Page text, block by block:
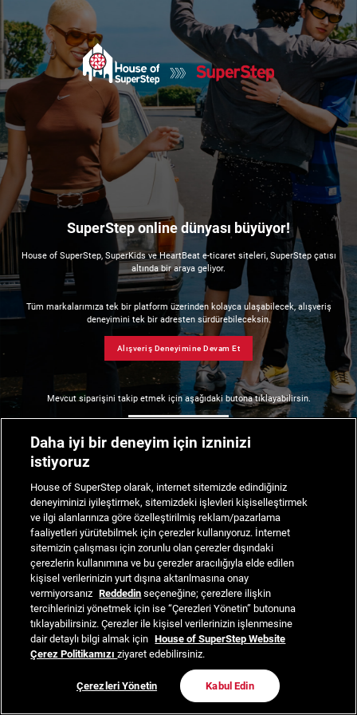
SuperStep online dünyası büyüyor!
House of SuperStep, SuperKids ve HeartBeat e-ticaret siteleri, SuperStep çatısı
altında bir araya geliyor.
Tüm markalarımıza tek bir platform üzerinden kolayca ulaşabilecek, alışveriş
deneyimini tek bir adresten sürdürebileceksin.
Alışveriş Deneyimine Devam Et
Mevcut siparişini takip etmek için aşağıdaki butona tıklayabilirsin.
Daha iyi bir deneyim için izninizi
istiyoruz
House of SuperStep olarak, internet sitemizde edindiğiniz
deneyiminizi iyileştirmek, sitemizdeki işlevleri kişiselleştirmek
ve ilgi alanlarınıza göre özelleştirilmiş reklam/pazarlama
faaliyetleri yürütebilmek için çerezler kullanıyoruz. İnternet
sitemizin çalışması için zorunlu olan çerezler dışındaki
çerezlerin kullanımına ve bu çerezler aracılığıyla elde edilen
kişisel verilerinizin yurt dışına aktarılmasına onay
vermiyorsanız Reddedin seçeneğine; çerezlere ilişkin
tercihlerinizi yönetmek için ise “Çerezleri Yönetin” butonuna
tıklayabilirsiniz. Çerezler ile kişisel verilerinizin işlenmesine
dair detaylı bilgi almak için House of SuperStep Website
Çerez Politikamızıziyaret edebilirsiniz.
Çerezleri Yönetin Kabul Edin